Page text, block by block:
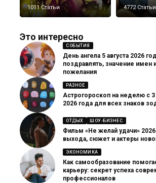
1011 Статьи 4772 Статьи
Это интересно
СОБЫТИЯ
День ангела 5 августа 2026
поздравлять, значение имен
пожелания
РАЗНОЕ
Астрогороскоп на неделю с 3
2026 года для всех знаков
ОТДЫХ ШОУ-БИЗНЕС
Фильм «Не желай удачи» 2026
выхода, сюжет и актеры
ЭКОНОМИКА
Как самообразование
карьеру: секрет успеха
профессионалов